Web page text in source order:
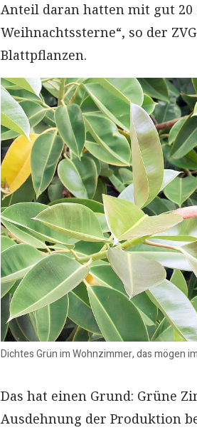
Anteil daran hatten mit gut
Weihnachtssterne“, so der
Blattpflanzen.
Dichtes Grün im Wohnzimmer, das mögen
Das hat einen Grund: Grüne
Ausdehnung der Produktion